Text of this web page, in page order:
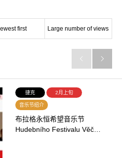
first Large number of views
 
捷克 2月上旬
音乐节绍介
布拉格永恒希望音乐节
Hudebního Festivalu Věč…